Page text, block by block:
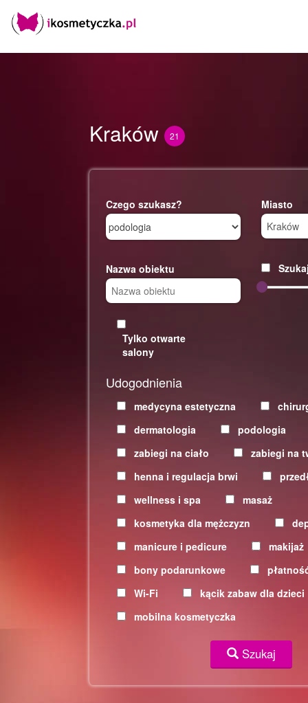
Kraków 21
Czego szukasz? Miasto
Nazwa obiektu
Tylko otwarte
salony
Udogodnienia
medycyna estetyczna
dermatologia
podologia
zabiegi na ciało
zabiegi na
henna i regulacja brwi
wellness i spa
masaż
kosmetyka dla mężczyzn
manicure i pedicure
makijaż
bony podarunkowe
Wi-Fi
kącik zabaw dla dzieci
mobilna kosmetyczka
Szukaj